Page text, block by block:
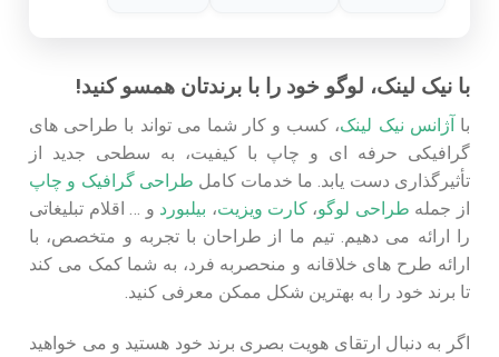
با نیک لینک، لوگو خود را با برندتان همسو کنید!
با آژانس نیک لینک، کسب‌ و کار شما می‌ تواند با طراحی‌ های
گرافیکی حرفه‌ ای و چاپ با کیفیت، به سطحی جدید از
تأثیرگذاری دست یابد. ما خدمات کامل طراحی گرافیک و چاپ
از جمله طراحی لوگو،کارت ویزیت، بیلبورد و … اقلام تبلیغاتی
را ارائه می‌ دهیم. تیم ما از طراحان با تجربه و متخصص، با
ارائه طرح‌ های خلاقانه و منحصربه‌ فرد، به شما کمک می‌ کند
تا برند خود را به بهترین شکل ممکن معرفی کنید.
اگر به دنبال ارتقای هویت بصری برند خود هستید و می‌ خواهید